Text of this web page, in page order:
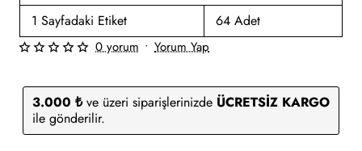
1 Sayfadaki Etiket 64 Adet
3.000 ₺ve üzeri siparişlerinizde ÜCRETSİZ KARGO
ile gönderilir.
0 yorum • Yorum Yap